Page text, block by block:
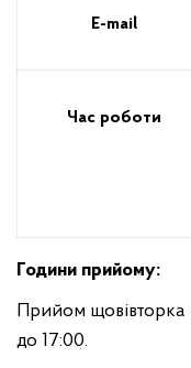
E-mail
Час роботи
Години прийому:
Прийом щовівторка
до 17:00.